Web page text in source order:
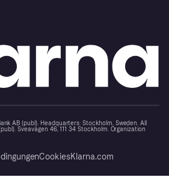
AB (publ). Headquarters: Stockholm, Sweden. All
Sveavägen 46, 111 34 Stockholm. Organization
CookiesKlarna.com